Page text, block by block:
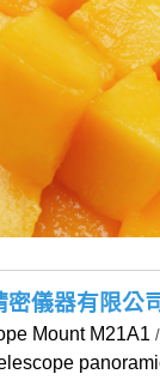
密儀器有限公
Mount M21A1 /